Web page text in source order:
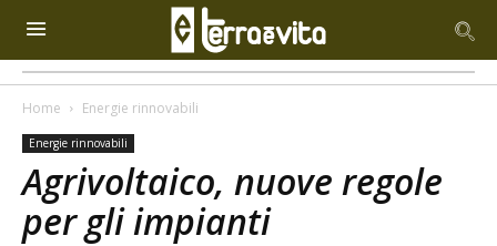
Home Energie rinnovabili
Energie rinnovabili
Agrivoltaico, nuove regole
per gli impianti